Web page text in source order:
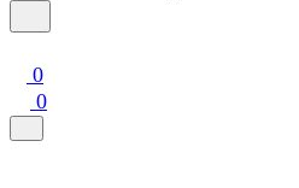
0
0